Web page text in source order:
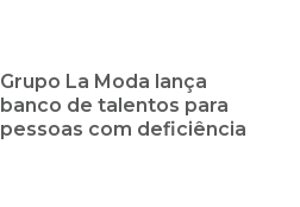
Grupo La Moda lança
banco de talentos para
pessoas com deficiência